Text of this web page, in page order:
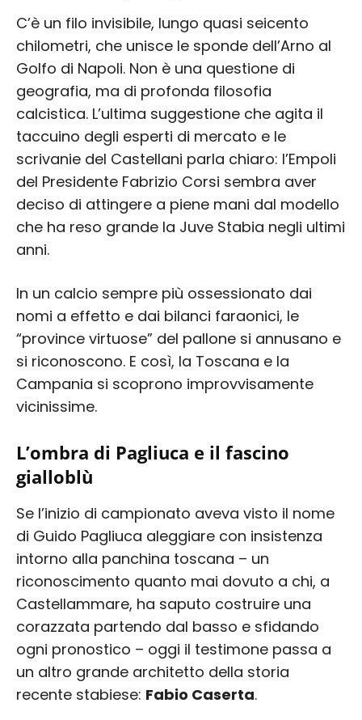
C’è un filo invisibile, lungo quasi seicento
chilometri, che unisce le sponde dell’Arno al
Golfo di Napoli. Non è una questione di
geografia, ma di profonda filosofia
calcistica. L’ultima suggestione che agita il
taccuino degli esperti di mercato e le
scrivanie del Castellani parla chiaro: l’Empoli
del Presidente Fabrizio Corsi sembra aver
deciso di attingere a piene mani dal modello
che ha reso grande la Juve Stabia negli ultimi
anni.
In un calcio sempre più ossessionato dai
nomi a effetto e dai bilanci faraonici, le
“province virtuose” del pallone si annusano e
si riconoscono. E così, la Toscana e la
Campania si scoprono improvvisamente
vicinissime.
L’ombra di Pagliuca e il fascino
gialloblù
Se l’inizio di campionato aveva visto il nome
di Guido Pagliuca aleggiare con insistenza
intorno alla panchina toscana – un
riconoscimento quanto mai dovuto a chi, a
Castellammare, ha saputo costruire una
corazzata partendo dal basso e sfidando
ogni pronostico – oggi il testimone passa a
un altro grande architetto della storia
recente stabiese: Fabio Caserta.